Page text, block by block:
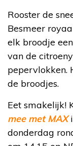
Rooster de
Besmeer
elk broodje
van de
pepervlokken.
de broodjes.
Eet smakelijk!
mee met MAX
donderdag